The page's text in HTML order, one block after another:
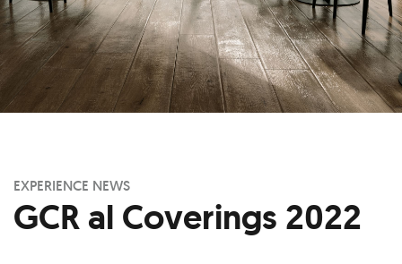
EXPERIENCE NEWS
GCR al Coverings 2022